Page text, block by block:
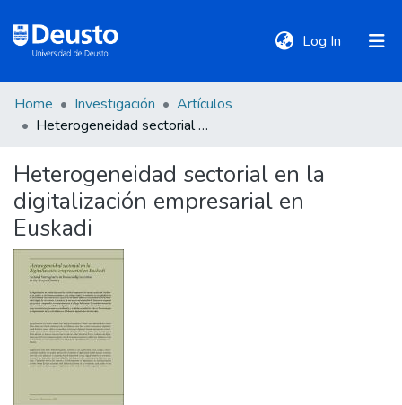
Log In (current)
DeustoTeka
Communities
&
Collections
All of DSpace
Statistics
Policies
Home Investigación
Artículos
Heterogeneidad sectorial en la digitalización empresarial en Euskadi
Heterogeneidad sectorial en la
digitalización empresarial en
Euskadi